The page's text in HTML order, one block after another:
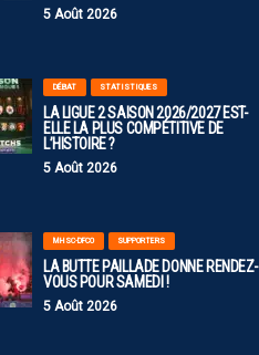
5 Août 2026
DÉBAT STATISTIQUES
LA LIGUE 2 SAISON 2026/2027 EST-
ELLE LA PLUS COMPÉTITIVE DE
L’HISTOIRE ?
5 Août 2026
MHSC-DFCO SUPPORTERS
LA BUTTE PAILLADE DONNE RENDEZ-
VOUS POUR SAMEDI !
5 Août 2026